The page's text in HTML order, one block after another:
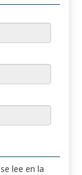
lee en la